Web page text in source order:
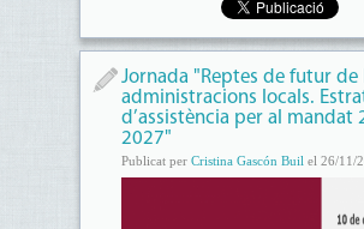
Jornada "Reptes de futur de
administracions locals.
d’assistència per al mandat
2027"
Publicat per Cristina Gascón Buil el 26/11/